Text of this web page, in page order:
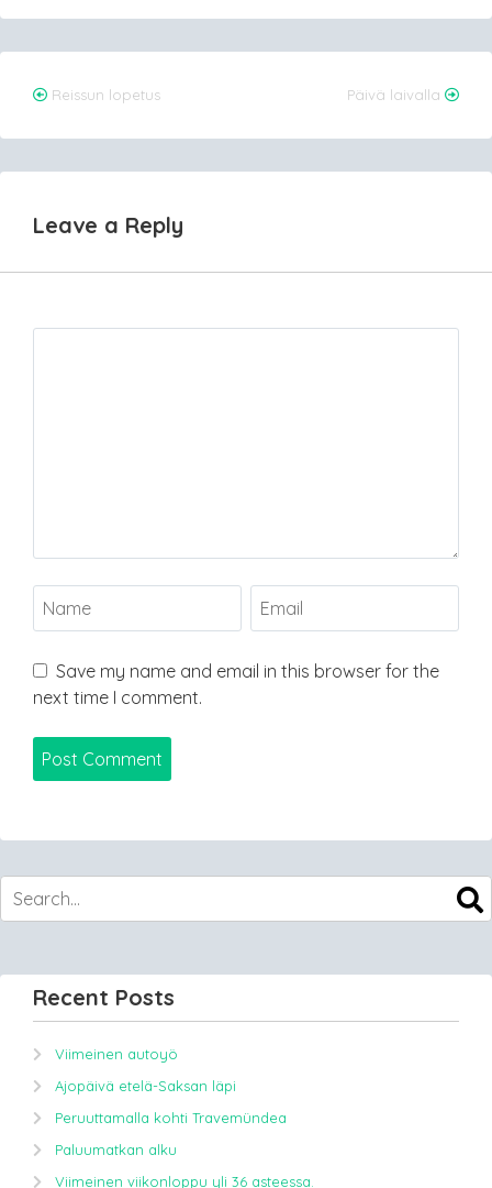
Post
navigation
Reissun lopetus Päivä laivalla
Leave a Reply
Save my name and email in this browser for the
next time I comment.
Recent Posts
Viimeinen autoyö
Ajopäivä etelä-Saksan läpi
Peruuttamalla kohti Travemündea
Paluumatkan alku
Viimeinen viikonloppu yli 36 asteessa.